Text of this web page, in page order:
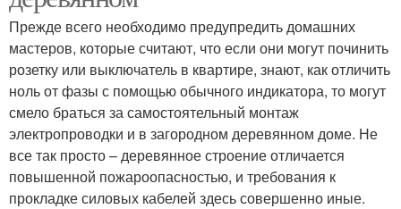
Прежде всего необходимо предупредить домашних
мастеров, которые считают, что если они могут починить
розетку или выключатель в квартире, знают, как отличить
ноль от фазы с помощью обычного индикатора, то могут
смело браться за самостоятельный монтаж
электропроводки и в загородном деревянном доме. Не
все так просто – деревянное строение отличается
повышенной пожароопасностью, и требования к
прокладке силовых кабелей здесь совершенно иные.